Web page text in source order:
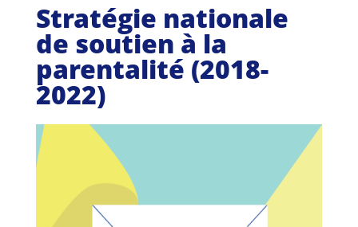
Journées nationales
Formations
Projets Fédéraux
Guides et outils
Stratégie nationale
de soutien à la
parentalité (2018-
2022)